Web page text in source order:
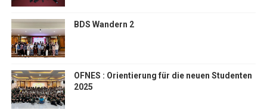
BDS Wandern 2
OFNES : Orientierung für die neuen Studenten
2025